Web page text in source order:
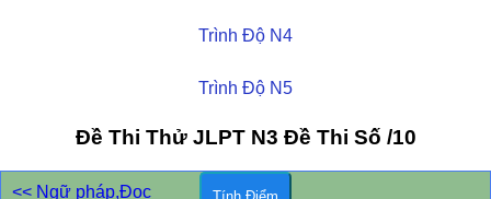
Trình Độ N4
Trình Độ N5
Đề Thi Thử JLPT N3 Đề Thi Số /10
<< Ngữ pháp,Đọc